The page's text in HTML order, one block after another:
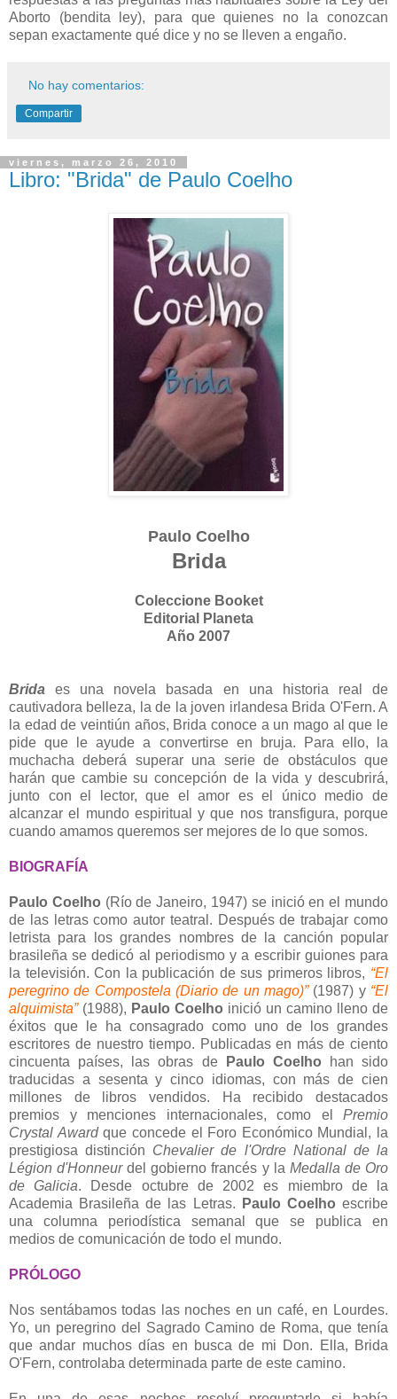
Aborto (bendita ley), para que quienes no la conozcan
sepan exactamente qué dice y no se lleven a engaño.
No hay comentarios:
Compartir
viernes, marzo 26, 2010
Libro: "Brida" de Paulo Coelho
Paulo Coelho
Brida
Coleccione Booket
Editorial Planeta
Año 2007
Brida es una novela basada en una historia real de
cautivadora belleza, la de la joven irlandesa Brida O'Fern. A
la edad de veintiún años, Brida conoce a un mago al que le
pide que le ayude a convertirse en bruja. Para ello, la
muchacha deberá superar una serie de obstáculos que
harán que cambie su concepción de la vida y descubrirá,
junto con el lector, que el amor es el único medio de
alcanzar el mundo espiritual y que nos transfigura, porque
cuando amamos queremos ser mejores de lo que somos.
BIOGRAFÍA
Paulo Coelho (Río de Janeiro, 1947) se inició en el mundo
de las letras como autor teatral. Después de trabajar como
letrista para los grandes nombres de la canción popular
brasileña se dedicó al periodismo y a escribir guiones para
la televisión. Con la publicación de sus primeros libros, “El
peregrino de Compostela (Diario de un mago)”(1987) y “El
alquimista”(1988), Paulo Coelho inició un camino lleno de
éxitos que le ha consagrado como uno de los grandes
escritores de nuestro tiempo. Publicadas en más de ciento
cincuenta países, las obras de
Paulo Coelho han sido
traducidas a sesenta y cinco idiomas, con más de cien
millones de libros vendidos. Ha recibido destacados
premios y menciones internacionales, como el
Premio
Crystal Awardque concede el Foro Económico Mundial, la
prestigiosa distinción Chevalier de l'Ordre National de la
Légion d'Honneurdel gobierno francés y la Medalla de Oro
de Galicia. Desde octubre de 2002 es miembro de la
Academia Brasileña de las Letras.
Paulo Coelho escribe
una columna periodística semanal que se publica en
medios de comunicación de todo el mundo.
PRÓLOGO
Nos sentábamos todas las noches en un café, en Lourdes.
Yo, un peregrino del Sagrado Camino de Roma, que tenía
que andar muchos días en busca de mi Don. Ella, Brida
O'Fern, controlaba determinada parte de este camino.